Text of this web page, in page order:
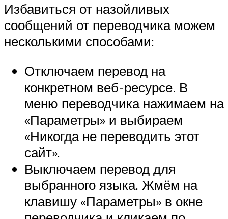
Избавиться от назойливых
сообщений от переводчика можем
несколькими способами:
Отключаем перевод на
конкретном веб-ресурсе. В
меню переводчика нажимаем на
«Параметры» и выбираем
«Никогда не переводить этот
сайт».
Выключаем перевод для
выбранного языка. Жмём на
клавишу «Параметры» в окне